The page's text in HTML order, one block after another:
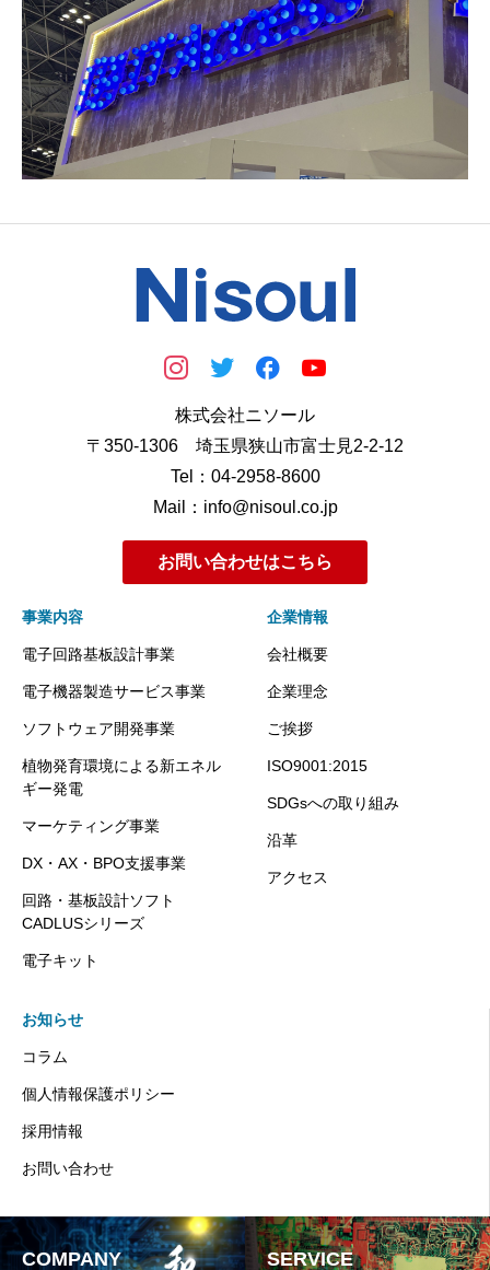
株式会社ニソール
〒350-1306 埼玉県狭山市富士見2-2-12
Tel：04-2958-8600
Mail：info@nisoul.co.jp
お問い合わせはこちら
事業内容
電子回路基板設計事業
電子機器製造サービス事業
ソフトウェア開発事業
植物発育環境による新エネル
ギー発電
マーケティング事業
DX・AX・BPO支援事業
回路・基板設計ソフト
CADLUSシリーズ
電子キット
企業情報
会社概要
企業理念
ご挨拶
ISO9001:2015
SDGsへの取り組み
沿革
アクセス
お知らせ
コラム
個人情報保護ポリシー
採用情報
お問い合わせ
COMPANY SERVICE